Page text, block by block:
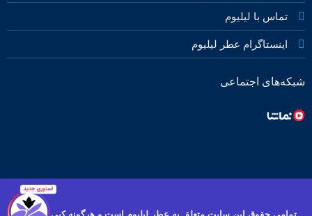
تماس با لیلیوم
اینستاگرام عطر لیلیوم
شبکه‌های اجتماعی